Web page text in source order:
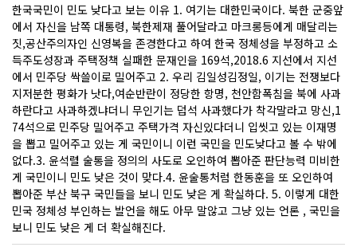
한국국민이 민도 낮다고 보는 이유 1. 여기는 대한민국이다. 북한 군중앞
에서 자신을 남쪽 대통령, 북한제재 풀어달라고 마크롱등에게 매달리는
짓,공산주의자인 신영복을 존경한다고 하여 한국 정체성을 부정하고 소
득주도성장과 주택정책 실패한 문재인을 169석,2018.6 지선에서 지선
에서 민주당 싹쓸이로 밀어주고 2. 우리 김일성김정일, 이기는 전쟁보다
지저분한 평화가 낫다,여순반란이 정당한 항명, 천안함폭침을 북에 사과
하란다고 사과하겠냐더니 무인기는 덥석 사과했다가 착각말라고 망신,1
74석으로 민주당 밀어주고 주택가격 자신있다더니 입씻고 있는 이재명
을 뽑고 밀어주고 있는 게 국민이니 이런 국민을 민도낮다고 볼 수 밖에
없다.3. 윤석렬 술통을 정의의 사도로 오인하여 뽑아준 판단능력 미비한
게 국민이니 민도 낮은 것이 맞다.4. 윤술통처럼 한동훈을 또 오인하여
뽑아준 부산 북구 국민들을 보니 민도 낮은 게 확실하다. 5. 이렇게 대한
민국 정체성 부인하는 발언을 해도 아무 말않고 그냥 있는 언론 , 국민을
보니 민도 낮은 게 더 확실해진다.